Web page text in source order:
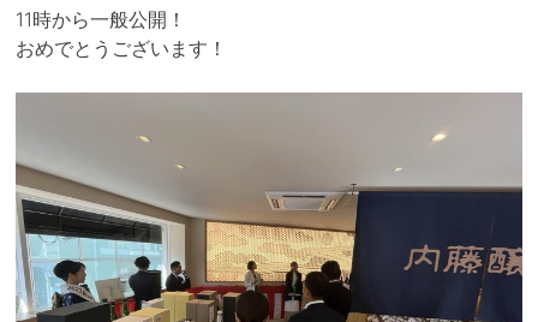
11時から一般公開！
おめでとうございます！